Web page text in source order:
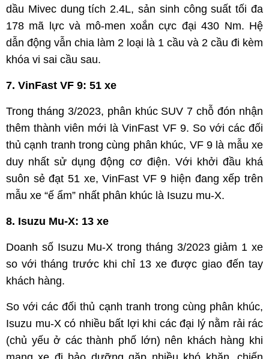
dầu Mivec dung tích 2.4L, sản sinh công suất tối đa
178 mã lực và mô-men xoắn cực đại 430 Nm. Hệ
dẫn động vẫn chia làm 2 loại là 1 cầu và 2 cầu đi kèm
khóa vi sai cầu sau.
7. VinFast VF 9: 51 xe
Trong tháng 3/2023, phân khúc SUV 7 chỗ đón nhận
thêm thành viên mới là VinFast VF 9. So với các đối
thủ cạnh tranh trong cùng phân khúc, VF 9 là mẫu xe
duy nhất sử dụng động cơ điện. Với khởi đầu khá
suôn sẻ đạt 51 xe, VinFast VF 9 hiện đang xếp trên
mẫu xe “ế ẩm” nhất phân khúc là Isuzu mu-X.
8. Isuzu Mu-X: 13 xe
Doanh số Isuzu Mu-X trong tháng 3/2023 giảm 1 xe
so với tháng trước khi chỉ 13 xe được giao đến tay
khách hàng.
So với các đối thủ cạnh tranh trong cùng phân khúc,
Isuzu mu-X có nhiều bất lợi khi các đại lý nằm rải rác
(chủ yếu ở các thành phố lớn) nên khách hàng khi